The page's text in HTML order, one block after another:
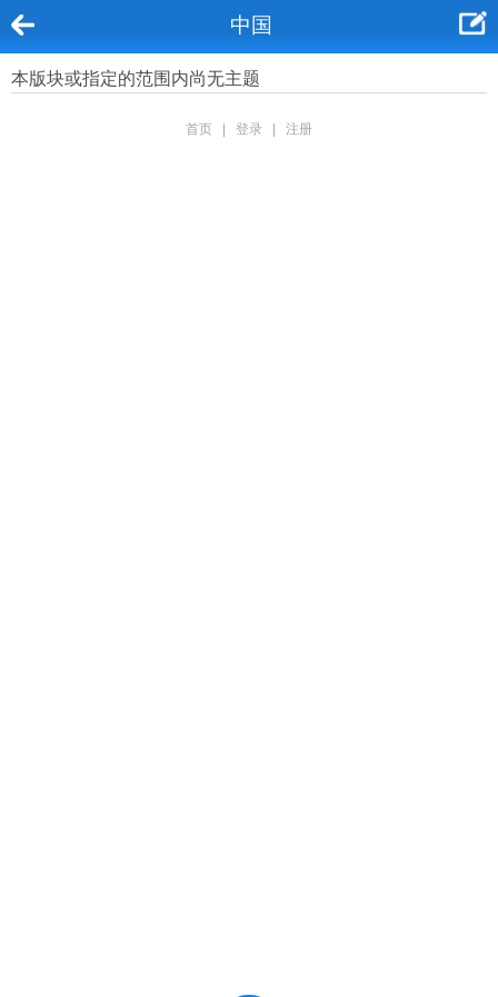
中国
本版块或指定的范围内尚无主题
首页 登录 注册